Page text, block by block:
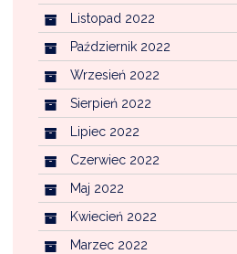
Listopad 2022
Październik 2022
Wrzesień 2022
Sierpień 2022
Lipiec 2022
Czerwiec 2022
Maj 2022
Kwiecień 2022
Marzec 2022